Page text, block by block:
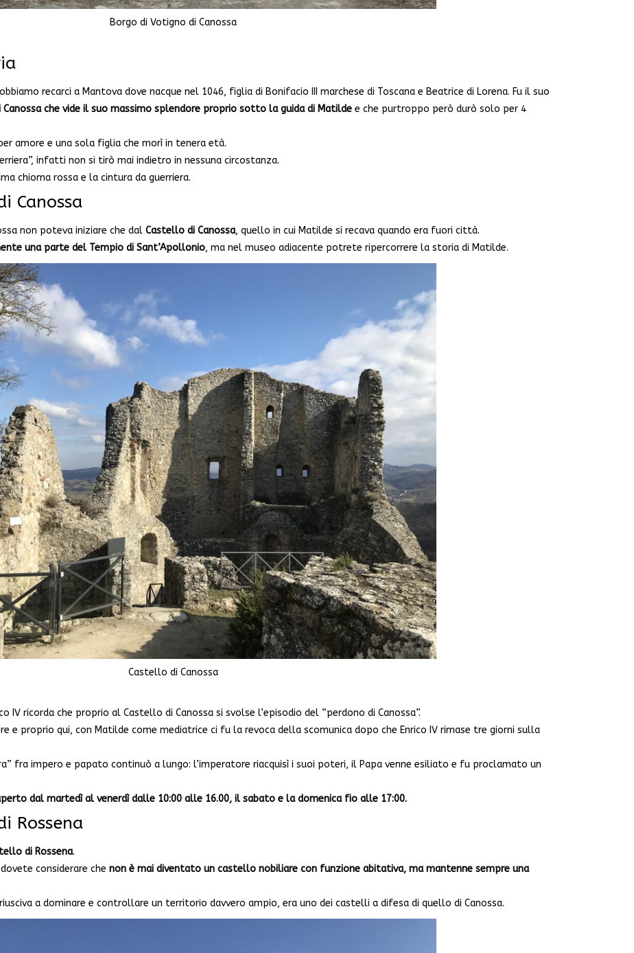
Borgo di Votigno di Canossa
recarci a Mantova dove nacque nel 1046, figlia di Bonifacio III marchese di Toscana e Beatrice di Lorena. Fu il suo
Canossa che vide il suo massimo splendore proprio sotto la guida di Matilde e che purtroppo però durò solo per 4
amore e una sola figlia che morì in tenera età.
infatti non si tirò mai indietro in nessuna circostanza.
chioma rossa e la cintura da guerriera.
Canossa
non poteva iniziare che dal Castello di Canossa, quello in cui Matilde si recava quando era fuori città.
una parte del Tempio di Sant’Apollonio, ma nel museo adiacente potrete ripercorrere la storia di Matilde.
Castello di Canossa
IV ricorda che proprio al Castello di Canossa si svolse l’episodio del “perdono di Canossa”.
e proprio qui, con Matilde come mediatrice ci fu la revoca della scomunica dopo che Enrico IV rimase tre giorni sulla
fra impero e papato continuò a lungo: l’imperatore riacquisì i suoi poteri, il Papa venne esiliato e fu proclamato un
dal martedì al venerdì dalle 10:00 alle 16.00, il sabato e la domenica fio alle 17:00.
Rossena
di Rossena.
considerare che non è mai diventato un castello nobiliare con funzione abitativa, ma mantenne sempre una
a dominare e controllare un territorio davvero ampio, era uno dei castelli a difesa di quello di Canossa.